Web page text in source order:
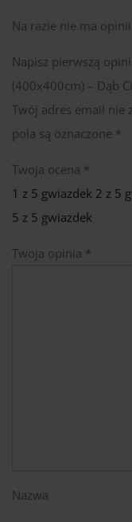
Na razie nie ma
Napisz pierwszą
(400x400cm) – Dąb
Twój adres email nie
pola są oznaczone *
Twoja ocena *
1 z 5 gwiazdek 2 z 5
5 z 5 gwiazdek
Twoja opinia *
Nazwa